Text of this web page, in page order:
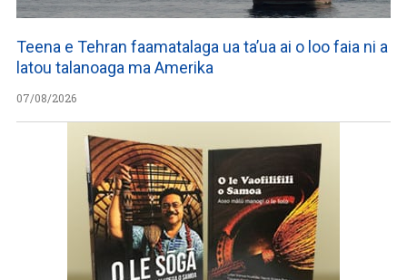
Teena e Tehran faamatalaga ua ta’ua ai o loo faia ni a
latou talanoaga ma Amerika
07/08/2026